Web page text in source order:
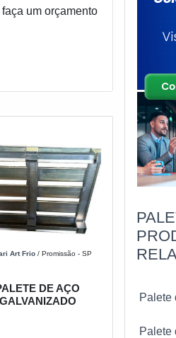
um orçamento
Art Frio / Promissão - SP
DE AÇO
GALVANIZADO
Palete
Palete